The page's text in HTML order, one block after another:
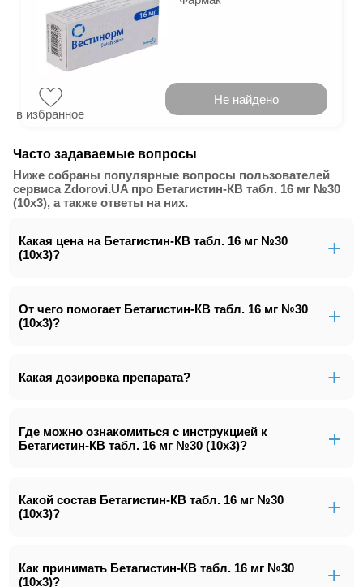
в избранное
Не найдено
Часто задаваемые вопросы
Ниже собраны популярные вопросы пользователей
сервиса Zdorovi.UA про Бетагистин-КВ табл. 16 мг №30
(10х3), а также ответы на них.
Какая цена на Бетагистин-КВ табл. 16 мг №30
(10х3)?
От чего помогает Бетагистин-КВ табл. 16 мг №30
(10х3)?
Какая дозировка препарата?
Где можно ознакомиться с инструкцией к
Бетагистин-КВ табл. 16 мг №30 (10х3)?
Какой состав Бетагистин-КВ табл. 16 мг №30
(10х3)?
Как принимать Бетагистин-КВ табл. 16 мг №30
(10х3)?